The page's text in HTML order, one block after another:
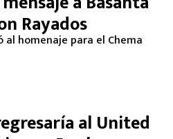
Rayados
homenaje para el Chema
al United